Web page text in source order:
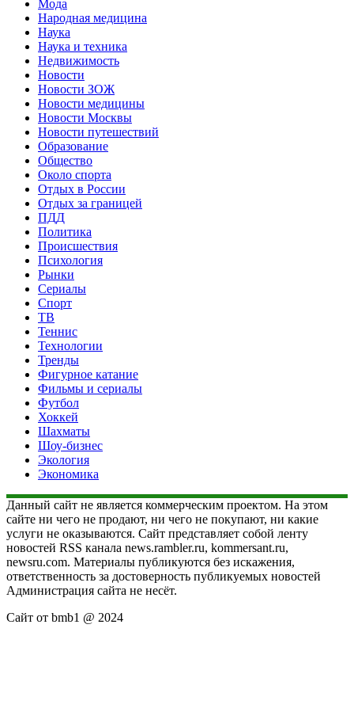
Мода
Народная медицина
Наука
Наука и техника
Недвижимость
Новости
Новости ЗОЖ
Новости медицины
Новости Москвы
Новости путешествий
Образование
Общество
Около спорта
Отдых в России
Отдых за границей
ПДД
Политика
Происшествия
Психология
Рынки
Сериалы
Спорт
ТВ
Теннис
Технологии
Тренды
Фигурное катание
Фильмы и сериалы
Футбол
Хоккей
Шахматы
Шоу-бизнес
Экология
Экономика
Данный сайт не является коммерческим проектом. На этом
сайте ни чего не продают, ни чего не покупают, ни какие
услуги не оказываются. Сайт представляет собой ленту
новостей RSS канала news.rambler.ru, kommersant.ru,
newsru.com. Материалы публикуются без искажения,
ответственность за достоверность публикуемых новостей
Администрация сайта не несёт.
Сайт от bmb1 @ 2024